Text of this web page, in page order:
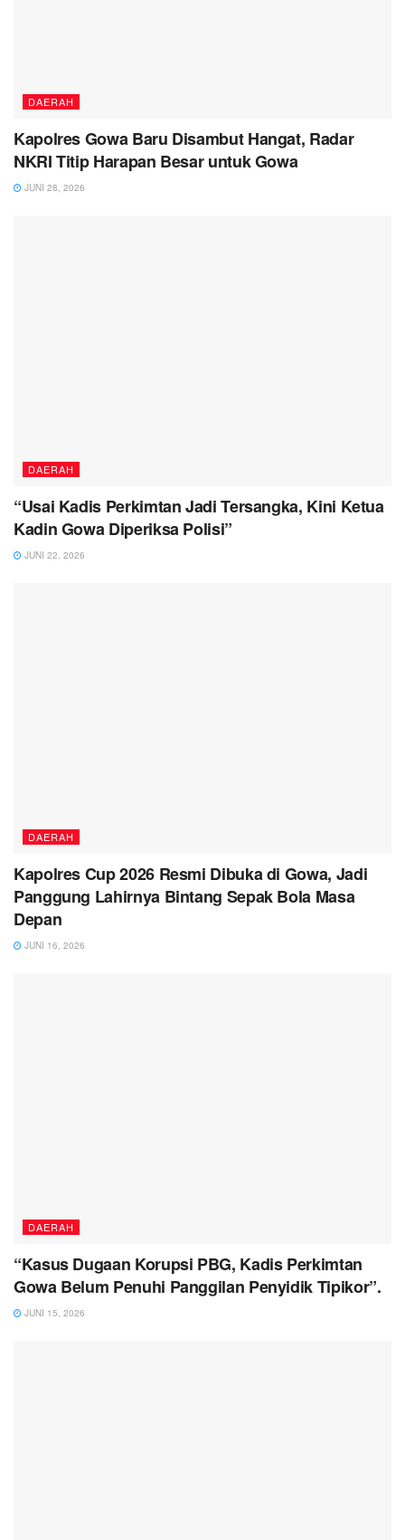
DAERAH
Kapolres Gowa Baru Disambut Hangat, Radar
NKRI Titip Harapan Besar untuk Gowa
JUNI 28, 2026
DAERAH
“Usai Kadis Perkimtan Jadi Tersangka, Kini Ketua
Kadin Gowa Diperiksa Polisi”
JUNI 22, 2026
DAERAH
Kapolres Cup 2026 Resmi Dibuka di Gowa, Jadi
Panggung Lahirnya Bintang Sepak Bola Masa
Depan
JUNI 16, 2026
DAERAH
“Kasus Dugaan Korupsi PBG, Kadis Perkimtan
Gowa Belum Penuhi Panggilan Penyidik Tipikor”.
JUNI 15, 2026